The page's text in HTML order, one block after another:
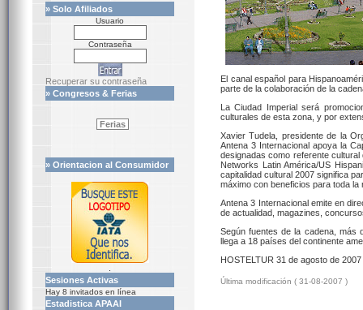
» Solo Afiliados
Usuario
Contraseña
Recuperar su contraseña
» Congresos & Ferias
Ferias
» Orientacion al Consumidor
Sesiones Activas
Hay 8 invitados en línea
Estadistica APAAI
El canal español para
parte de la colaboración de la
La Ciudad Imperial será
culturales de esta zona, y por
Xavier Tudela, presidente de la
Antena 3 Internacional apoya la
designadas como referente
Networks Latin América/US
capitalidad cultural 2007 significa
máximo con beneficios para toda
Antena 3 Internacional emite en
de actualidad, magazines,
Según fuentes de la cadena, más
llega a 18 países del continente
HOSTELTUR 31 de agosto de 2007
Última modificación ( 31-08-2007 )